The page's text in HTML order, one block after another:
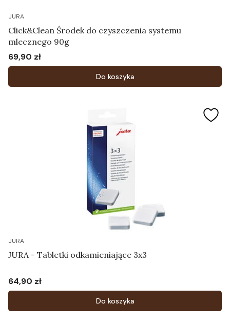
JURA
Click&Clean Środek do czyszczenia systemu
mlecznego 90g
Cena
69,90 zł
Do koszyka
JURA
JURA - Tabletki odkamieniające 3x3
Cena
64,90 zł
Do koszyka